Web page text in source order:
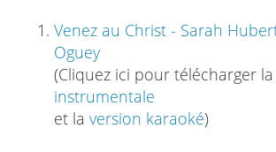
Venez au Christ - Sarah
Oguey
(Cliquez ici pour télécharger la
instrumentale
et la version karaoké)